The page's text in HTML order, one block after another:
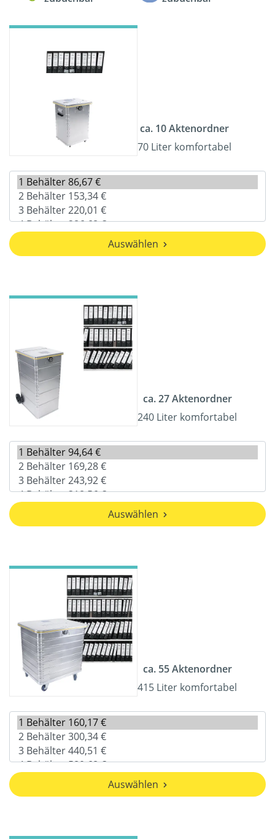
ca. 10 Aktenordner
70 Liter komfortabel
Auswählen
ca. 27 Aktenordner
240 Liter komfortabel
Auswählen
ca. 55 Aktenordner
415 Liter komfortabel
Auswählen